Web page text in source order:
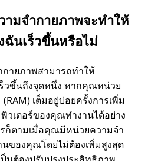
ามจํากายภาพจะทําให้
ฉันเร็วขึ้นหรือไม่
ายภาพสามารถทําให้
วขึ้นถึงจุดหนึ่ง หากคุณหน่วย
เต็มอยู่บ่อยครั้งการเพิ่ม
วเตอร์ของคุณทํางานได้อย่าง
ก็ตามเมื่อคุณมีหน่วยความจํา
นของคุณโดยไม่ต้องเพิ่มสูงสุด